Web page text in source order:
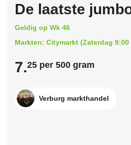
De laatste
Geldig op Wk 46
Markten: Citymarkt (Zaterdag 9:00
7.25 per 500 gram
Verburg markthandel